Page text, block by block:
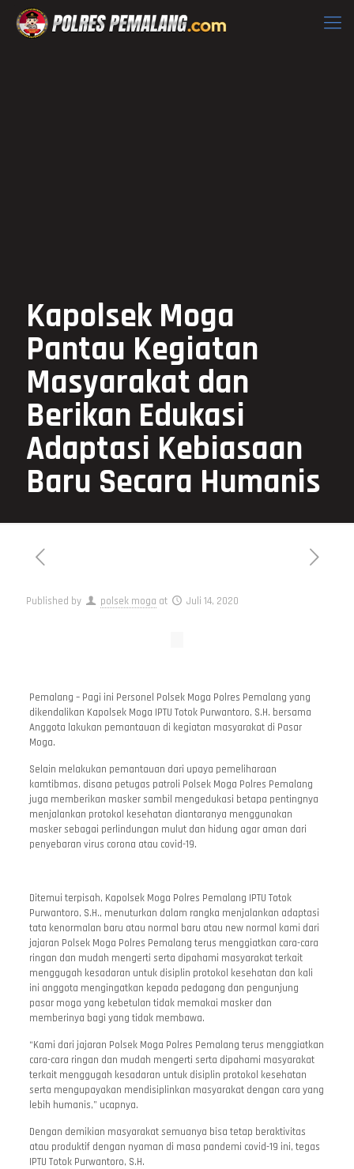
Kapolsek Moga
Pantau Kegiatan
Masyarakat dan
Berikan Edukasi
Adaptasi Kebiasaan
Baru Secara Humanis
Published by polsek moga at Juli 14, 2020
Pemalang – Pagi ini Personel Polsek Moga Polres Pemalang yang
dikendalikan Kapolsek Moga IPTU Totok Purwantoro, S.H. bersama
Anggota lakukan pemantauan di kegiatan masyarakat di Pasar
Moga.
Selain melakukan pemantauan dari upaya pemeliharaan
kamtibmas, disana petugas patroli Polsek Moga Polres Pemalang
juga memberikan masker sambil mengedukasi betapa pentingnya
menjalankan protokol kesehatan diantaranya menggunakan
masker sebagai perlindungan mulut dan hidung agar aman dari
penyebaran virus corona atau covid-19.
Ditemui terpisah, Kapolsek Moga Polres Pemalang IPTU Totok
Purwantoro, S.H., menuturkan dalam rangka menjalankan adaptasi
tata kenormalan baru atau normal baru atau new normal kami dari
jajaran Polsek Moga Polres Pemalang terus menggiatkan cara-cara
ringan dan mudah mengerti serta dipahami masyarakat terkait
menggugah kesadaran untuk disiplin protokol kesehatan dan kali
ini anggota mengingatkan kepada pedagang dan pengunjung
pasar moga yang kebetulan tidak memakai masker dan
memberinya bagi yang tidak membawa.
“Kami dari jajaran Polsek Moga Polres Pemalang terus menggiatkan
cara-cara ringan dan mudah mengerti serta dipahami masyarakat
terkait menggugah kesadaran untuk disiplin protokol kesehatan
serta mengupayakan mendisiplinkan masyarakat dengan cara yang
lebih humanis,” ucapnya.
Dengan demikian masyarakat semuanya bisa tetap beraktivitas
atau produktif dengan nyaman di masa pandemi covid-19 ini, tegas
IPTU Totok Purwantoro, S.H.